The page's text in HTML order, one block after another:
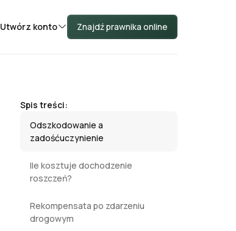
Utwórz konto Znajdź prawnika online
Spis treści:
Odszkodowanie a
zadośćuczynienie
Ile kosztuje dochodzenie
roszczeń?
Rekompensata po zdarzeniu
drogowym